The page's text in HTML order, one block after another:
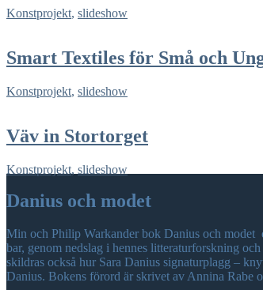
Konstprojekt, slideshow
Smart Textiles för Små och
Konstprojekt, slideshow
Väv in Stortorget
Konstprojekt, slideshow
Danius och modet
Min och Philip Warkander bok Danius och modet
bar, genom nedslag i hennes litteraturforskning
skildras också hur Sara Danius signaturplagg –
Danius. Bokens förord är skrivet av Annina Rabe